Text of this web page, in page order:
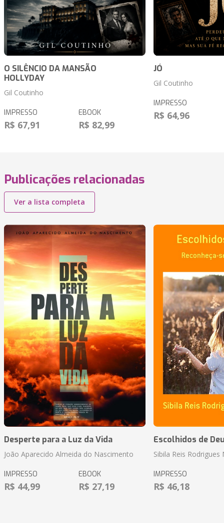
O SILÊNCIO DA MANSÃO
HOLLYDAY
Gil Coutinho
IMPRESSO
R$ 67,91
EBOOK
R$ 82,99
JÓ
Gil Coutinho
IMPRESSO
R$ 64,96
Publicações relacionadas
Ver a lista completa
Desperte para a Luz da Vida
João Aparecido Almeida do Nascimento
IMPRESSO
R$ 44,99
EBOOK
R$ 27,19
Escolhidos de
Sibila Reis
IMPRESSO
R$ 46,18